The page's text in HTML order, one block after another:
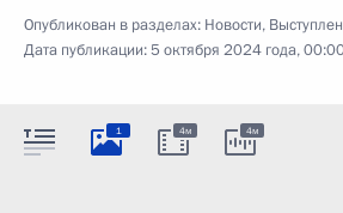
Опубликован в разделах: Новости,
Дата публикации:5 октября 2024 года,
1 4м 4м